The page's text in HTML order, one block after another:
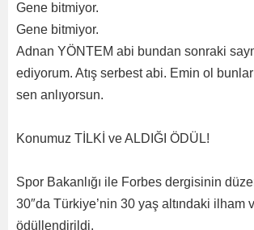
Gene bitmiyor.
Gene bitmiyor.
Adnan YÖNTEM abi bundan sonraki
ediyorum. Atış serbest abi. Emin ol
sen anlıyorsun.
Konumuz TİLKİ ve ALDIĞI ÖDÜL!
Spor Bakanlığı ile Forbes dergisinin
30″da Türkiye’nin 30 yaş altındaki ilham
ödüllendirildi.